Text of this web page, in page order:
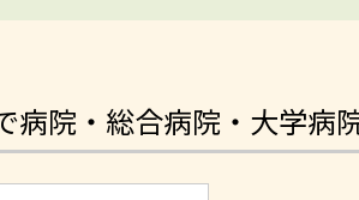
病院・総合病院・大学病